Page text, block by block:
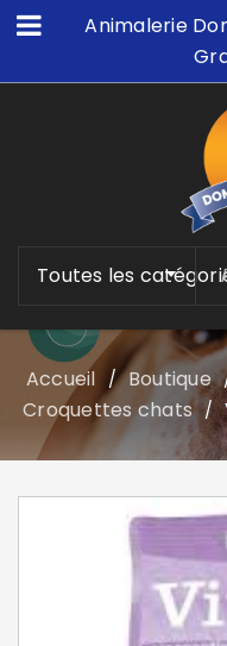
Animalerie
Toutes les
Accueil / Boutique
Croquettes chats /